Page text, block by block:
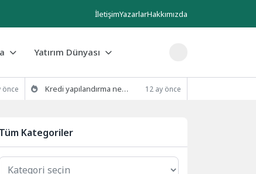
İletişimYazarlarHakkımızda
Yatırım Dünyası
önce Kredi yapılandırma nedir ve nasıl yapılır? 12 ay önce
Tüm Kategoriler